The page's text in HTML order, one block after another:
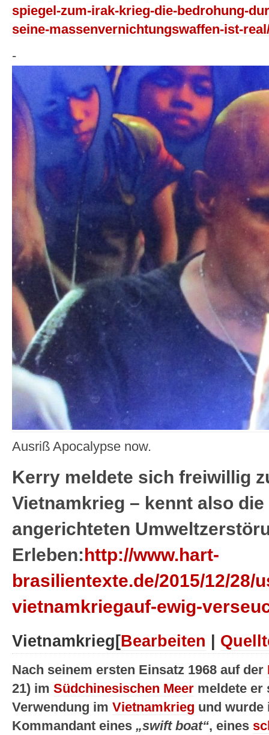
spiegel-zum-irak-krieg-die-bedrohung-
seine-massenvernichtungswaffen-ist-
-
Ausriß Apocalypse now.
Kerry meldete sich freiwillig
Vietnamkrieg – kennt also die
angerichteten
Erleben: http://www.hart-
brasilientexte.de/2015/12/28/
vietnamkriegauf-ewig-
Vietnamkrieg [Bearbeiten
Nach seinem ersten Einsatz 1968 auf der
21) im Südchinesischen Meer meldete
Verwendung im Vietnamkrieg und wurde
Kommandant eines „swift boat“, eines